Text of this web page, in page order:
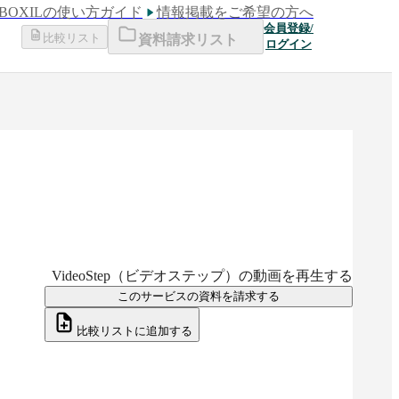
の使い方ガイド 情報掲載をご希望の方へ
比較リスト 資料請求リスト
会員登録/
ログイン
VideoStep（ビデオステップ） の動画を再生する
このサービスの資料を請求する
比較リストに追加する